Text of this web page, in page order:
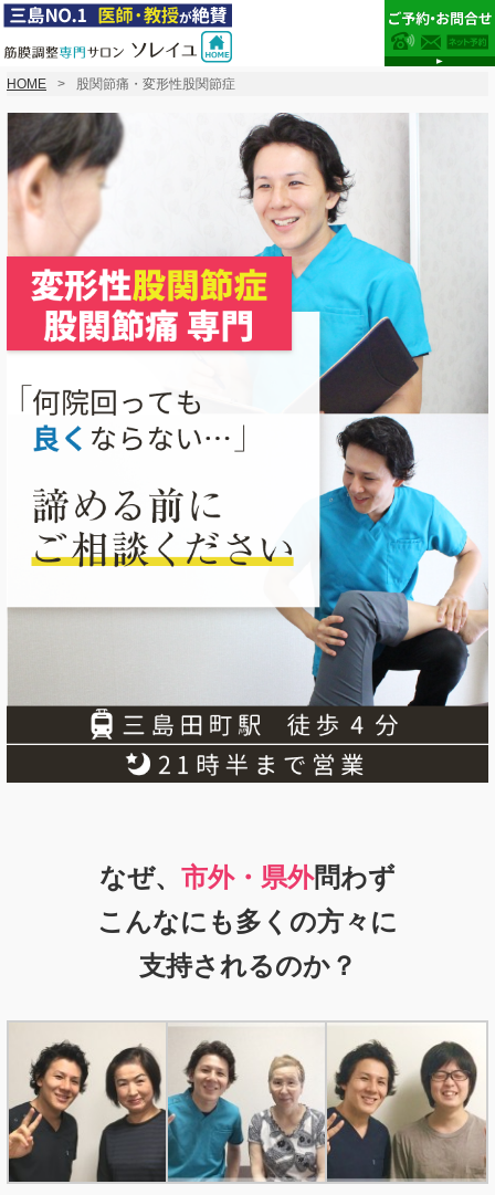
HOME 股関節痛・変形性股関節症
なぜ、 市外・県外問わず
こんなにも多くの方々に
支持されるのか？